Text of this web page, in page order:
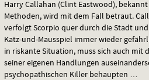
Harry Callahan (Clint Eastwood),
Methoden, wird mit dem Fall betraut.
verfolgt Scorpio quer durch die Stadt
Katz-und-Mausspiel immer wieder
in riskante Situation, muss sich auch
seiner eigenen Handlungen
psychopathischen Killer behaupten …